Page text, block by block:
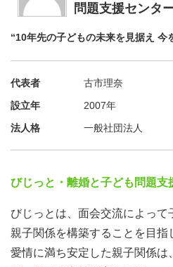
問題支援センタ
“10年先の子どもの未来を見据え 今
代表者
古市理奈
設立年
2007年
法人格
一般社団法人
びじっと・離婚と子ども問題
びじっとは、面会交流によって
親子関係を構築することを目指
愛情に満ち安定した親子関係